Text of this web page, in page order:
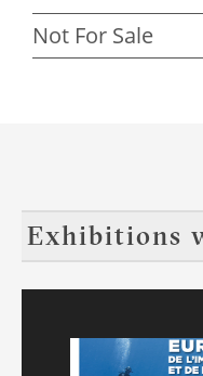
Not For Sale
Exhibitions